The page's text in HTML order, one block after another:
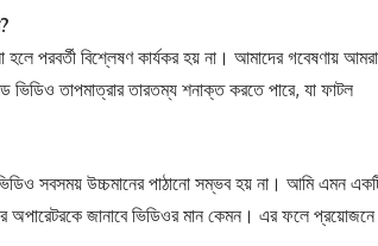
পরবর্তী বিশ্লেষণ কার্যকর হয় না। আমাদের গবেষণায় আমরা
ভিডিও তাপমাত্রার তারতম্য শনাক্ত করতে পারে, যা ফাটল
সবসময় উচ্চমানের পাঠানো সম্ভব হয় না। আমি এমন
অপারেটরকে জানাবে ভিডিওর মান কেমন। এর ফলে প্রয়োজনে